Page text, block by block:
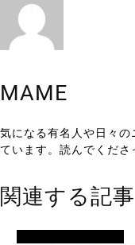
MAME
気になる有名人や日々
ています。読んでくださ
関連する記事